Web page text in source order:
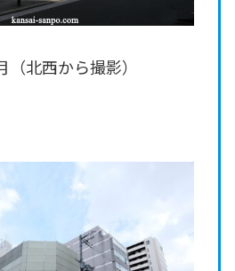
（北西から撮影）